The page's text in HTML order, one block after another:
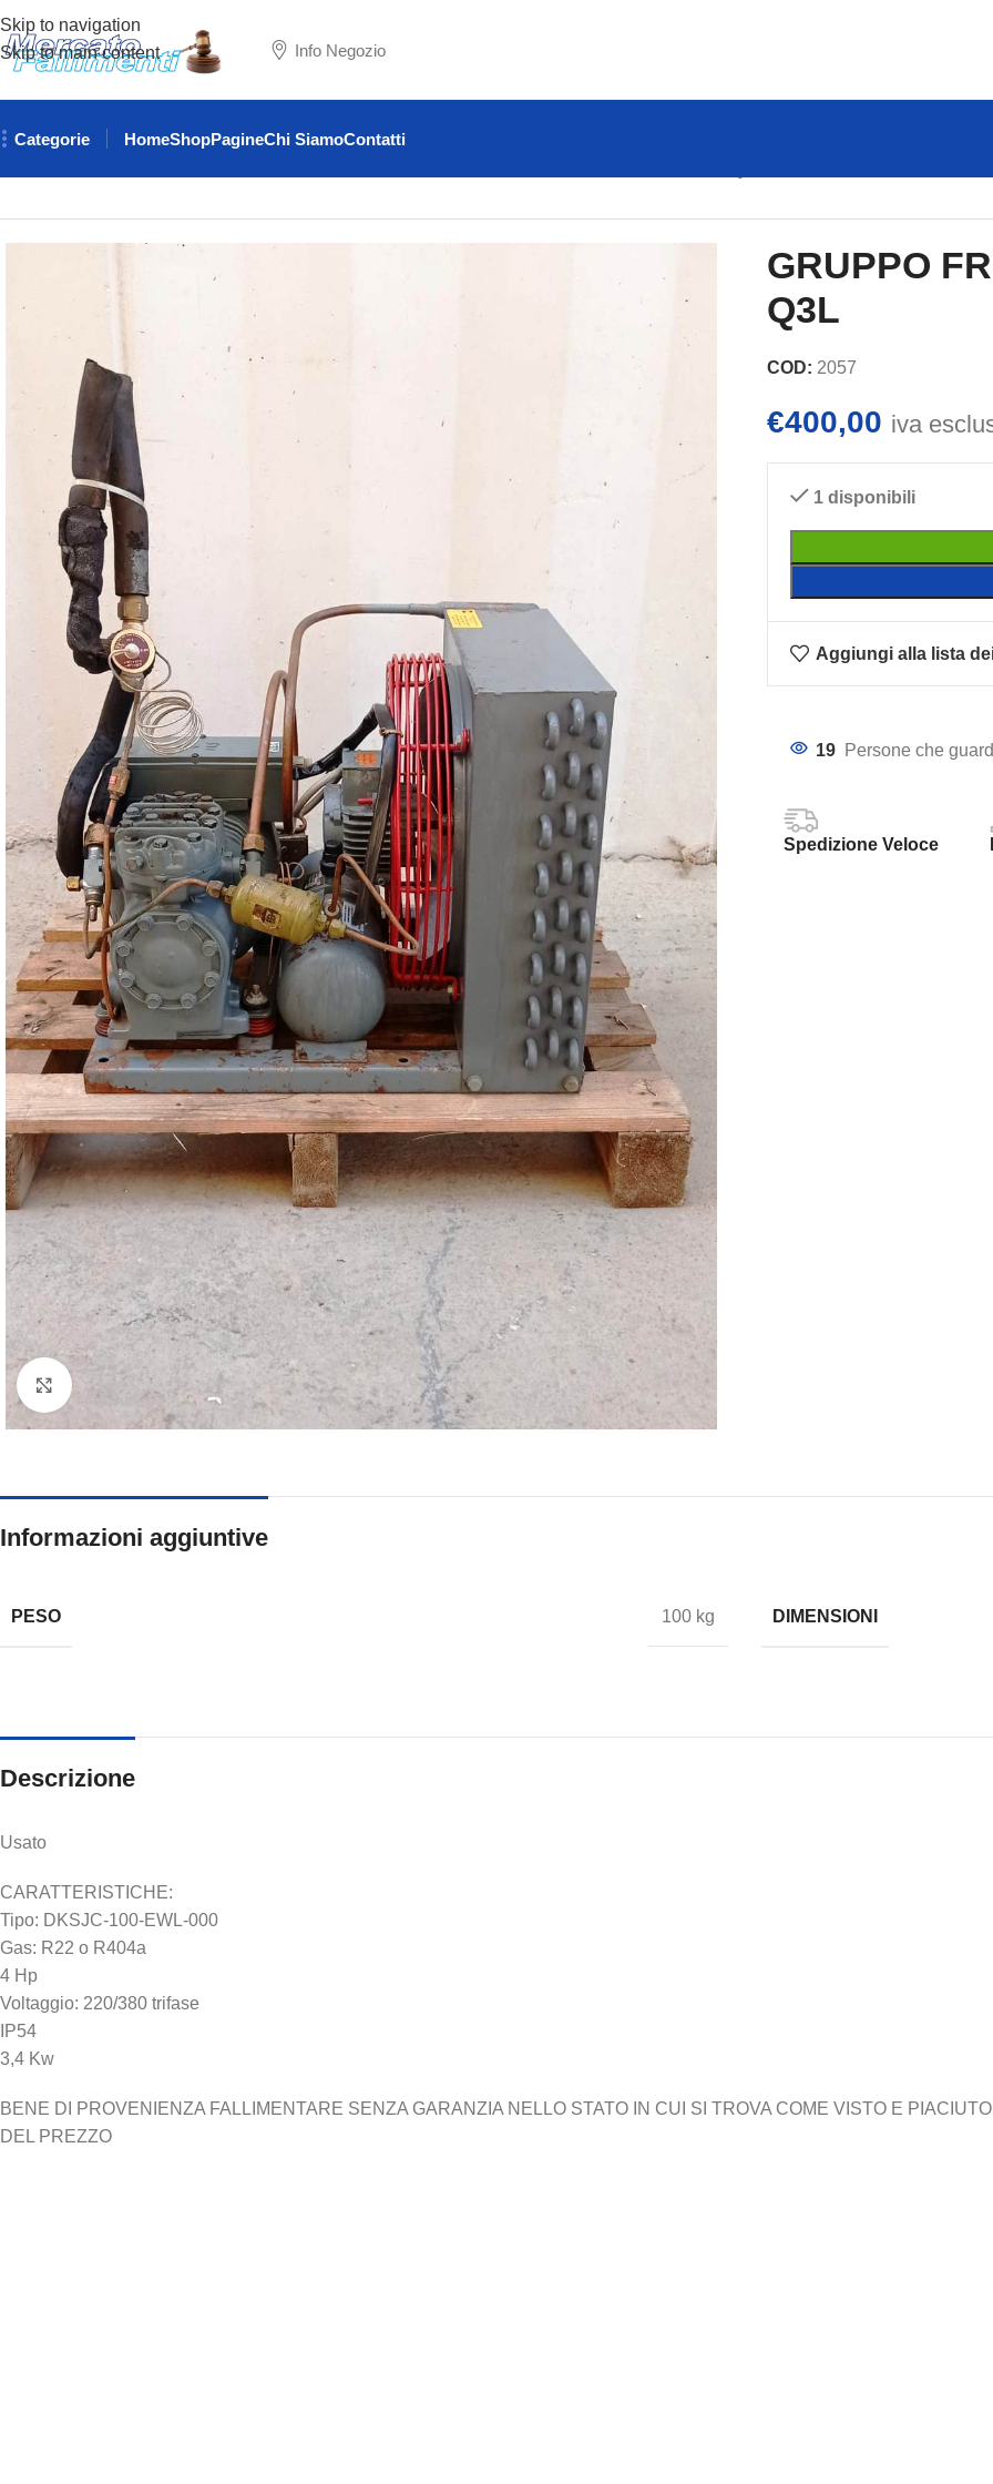
Skip to navigation
Skip to main content
Info Negozio
Categorie HomeShopPagineChi SiamoContatti
Clicca per ingrandire
GRUPPO
Q3L
COD: 2057
€400,00 iva
1 disponibili
Aggiungi alla lista
19 Persone che
Spedizione Veloce
Informazioni aggiuntive
PESO 100 kg DIMENSIONI
Descrizione
Usato
CARATTERISTICHE:
Tipo: DKSJC-100-EWL-000
Gas: R22 o R404a
4 Hp
Voltaggio: 220/380 trifase
IP54
3,4 Kw
BENE DI PROVENIENZA FALLIMENTARE SENZA GARANZIA NELLO STATO IN CUI SI TROVA COME VISTO E
DEL PREZZO